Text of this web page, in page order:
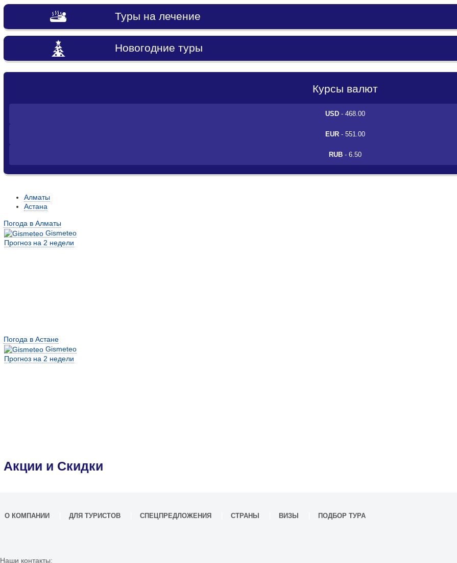
Туры на лечение
Новогодние туры
Курсы валют
USD- 468.00
EUR- 551.00
RUB- 6.50
Алматы
Астана
Погода в Алматы
Gismeteo
Прогноз на 2 недели
Погода в Астане
Gismeteo
Прогноз на 2 недели
Акции и Скидки
О КОМПАНИИ ДЛЯ ТУРИСТОВ СПЕЦПРЕДЛОЖЕНИЯ СТРАНЫ ВИЗЫ ПОДБОР ТУРА
Наши контакты: